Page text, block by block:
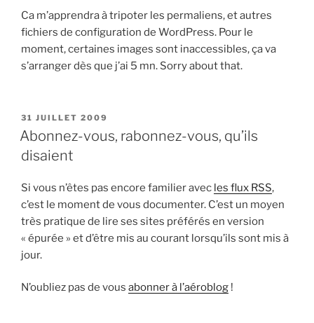
Ca m’apprendra à tripoter les permaliens, et autres
fichiers de configuration de WordPress. Pour le
moment, certaines images sont inaccessibles, ça va
s’arranger dès que j’ai 5 mn. Sorry about that.
PUBLIÉ
LE
31 JUILLET 2009
Abonnez-vous, rabonnez-vous, qu’ils
disaient
Si vous n’êtes pas encore familier avec les flux RSS,
c’est le moment de vous documenter. C’est un moyen
très pratique de lire ses sites préférés en version
« épurée » et d’être mis au courant lorsqu’ils sont mis à
jour.
N’oubliez pas de vous abonner à l’aéroblog !